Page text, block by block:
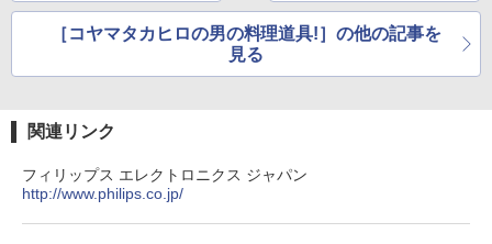
［コヤマタカヒロの男の料理道具!］の他の記事を
見る
関連リンク
フィリップス エレクトロニクス ジャパン
http://www.philips.co.jp/